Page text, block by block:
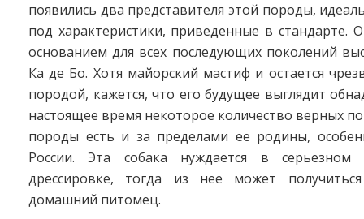
появились два представителя этой породы,
под характеристики, приведенные в стандарте.
основанием для всех последующих поколений
Ка де Бо. Хотя майорский мастиф и остается
породой, кажется, что его будущее выглядит
настоящее время некоторое количество верных
породы есть и за пределами ее родины,
России. Эта собака нуждается в
дрессировке, тогда из нее может
домашний питомец.